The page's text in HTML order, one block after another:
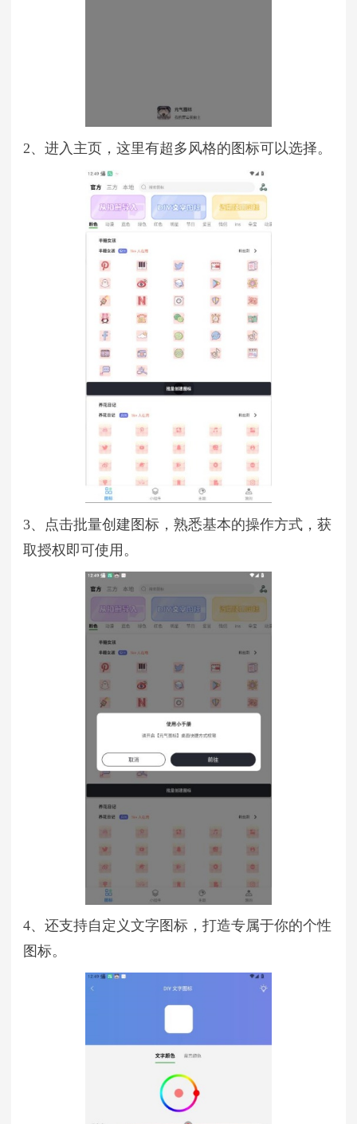
2、进入主页，这里有超多风格的图标可以选择。
3、点击批量创建图标，熟悉基本的操作方式，获
取授权即可使用。
4、还支持自定义文字图标，打造专属于你的个性
图标。